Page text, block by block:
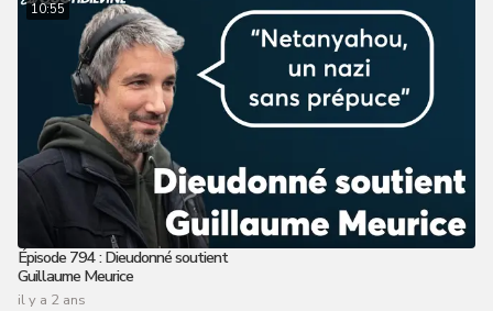
10:55
Épisode 794 : Dieudonné soutient
Guillaume Meurice
il y a 2 ans